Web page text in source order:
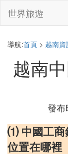
世界旅遊
導航:首頁 > 越南資
越南
發
⑴ 中國工商
位置在哪裡